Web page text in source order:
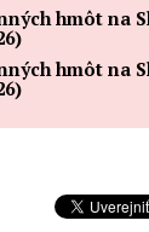
hmôt na
hmôt na